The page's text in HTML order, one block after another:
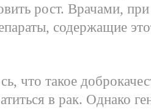
рост. Врачами,
содержащие
что такое
в рак. Однако